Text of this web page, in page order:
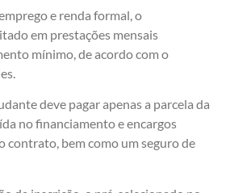
e renda formal, o
em prestações mensais
mínimo, de acordo com o
deve pagar apenas a parcela da
no financiamento e encargos
contrato, bem como um seguro de